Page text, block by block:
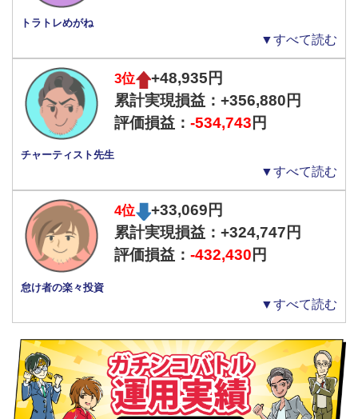
●トレンドが続いていたら停止しなくてもいい？
上昇トレンドに乗った運用であったにもかかわらず、ファンダメン
タリストさんは10月終盤にいったん運用を停止しています。
この時、米ドル円の上昇の勢いが弱くなり、下落に転じる可能性が
高くなっていました。
相場がそのまま上昇トレンドに戻るのか、反転して下落に転じるか
を確認することが必要になったため、一旦運用を停止しました。
その後、相場は下落方向にはならなかったことで、上昇トレンドは
継続していると判断して、11月1日に新たに「ドル円買い設定」で
運用を再開しました。
トラトレめがね
▼すべて読む
3位
+48,935円
累計実現損益：+356,880円
評価損益： -534,743 円
チャーティスト先生
▼すべて読む
4位
+33,069円
累計実現損益：+324,747円
評価損益： -432,430 円
怠け者の楽々投資
▼すべて読む